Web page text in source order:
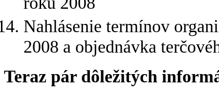
Nahlásenie termínov
2008 a objednávka
Teraz pár dôležitých